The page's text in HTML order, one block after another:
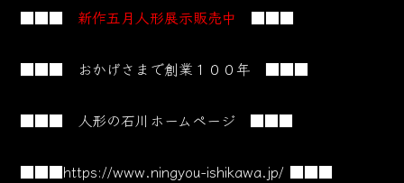
■■■ 新作五月人形展示販売中 ■■■
■■■ おかげさまで創業１００年 ■■■
■■■ 人形の石川ホームページ ■■■
■■■https://www.ningyou-ishikawa.jp/ ■■■